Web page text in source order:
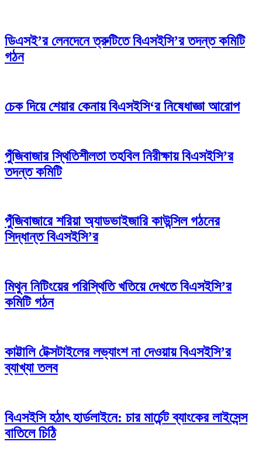
ডিএসই’র লেনদেনে ত্রুটিতে বিএসইসি’র তদন্ত কমিটি
গঠন
চেক দিয়ে শেয়ার কেনায় বিএসইসি‘র নিষেধাজ্ঞা আরোপ
পুঁজিবাজার স্থিতিশীলতা তহবিল নিরীক্ষায় বিএসইসি’র
তদন্ত কমিটি
পুঁজিবাজারে শরিয়া অ্যাডভাইজারি কাউন্সিল গঠনের
সিদ্ধান্ত বিএসইসি’র
মিথুন নিটিংয়ের পরিস্থিতি খতিয়ে দেখতে বিএসইসি’র
কমিটি গঠন
কাট্টালি টেক্সটাইলের লভ্যাংশ না দেওয়ায় বিএসইসি’র
ব্যাখ্যা তলব
বিএসইসি হঠাৎ হার্ডলাইনে: চার মার্চেন্ট ব্যাংকের লাইসেন্স
বাতিলে চিঠি